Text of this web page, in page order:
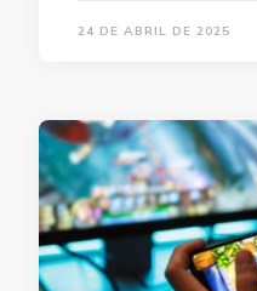
24 DE ABRIL DE 2025